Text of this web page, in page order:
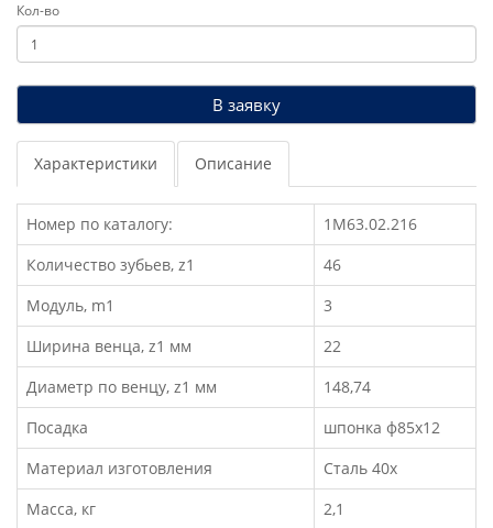
Кол-во
В заявку
Характеристики Описание
Номер по каталогу:
1М63.02.216
Количество зубьев, z1
46
Модуль, m1
3
Ширина венца, z1 мм
22
Диаметр по венцу, z1 мм
148,74
Посадка
шпонка ф85х12
Материал изготовления
Сталь 40х
Масса, кг
2,1